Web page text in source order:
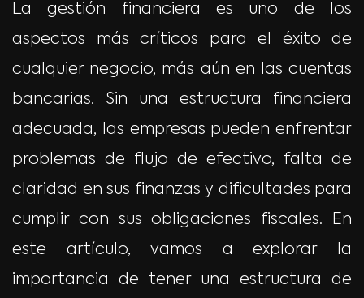
La gestión financiera es uno de los
aspectos más críticos para el éxito de
cualquier negocio, más aún en las cuentas
bancarias. Sin una estructura financiera
adecuada, las empresas pueden enfrentar
problemas de flujo de efectivo, falta de
claridad en sus finanzas y dificultades para
cumplir con sus obligaciones fiscales. En
este artículo, vamos a explorar la
importancia de tener una estructura de